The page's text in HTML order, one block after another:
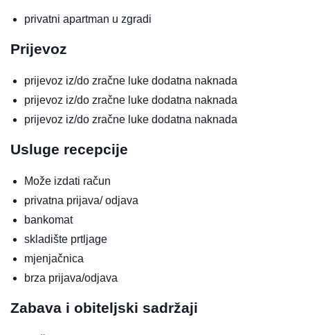
privatni apartman u zgradi
Prijevoz
prijevoz iz/do zračne luke dodatna naknada
prijevoz iz/do zračne luke dodatna naknada
prijevoz iz/do zračne luke dodatna naknada
Usluge recepcije
Može izdati račun
privatna prijava/ odjava
bankomat
skladište prtljage
mjenjačnica
brza prijava/odjava
Zabava i obiteljski sadržaji